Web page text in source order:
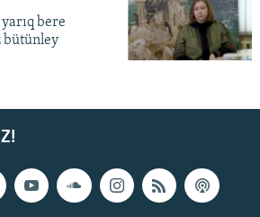
bere
bütünley